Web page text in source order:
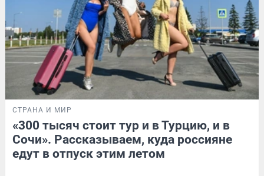
СТРАНА И МИР
«300 тысяч стоит тур и в Турцию, и в
Сочи». Рассказываем, куда россияне
едут в отпуск этим летом